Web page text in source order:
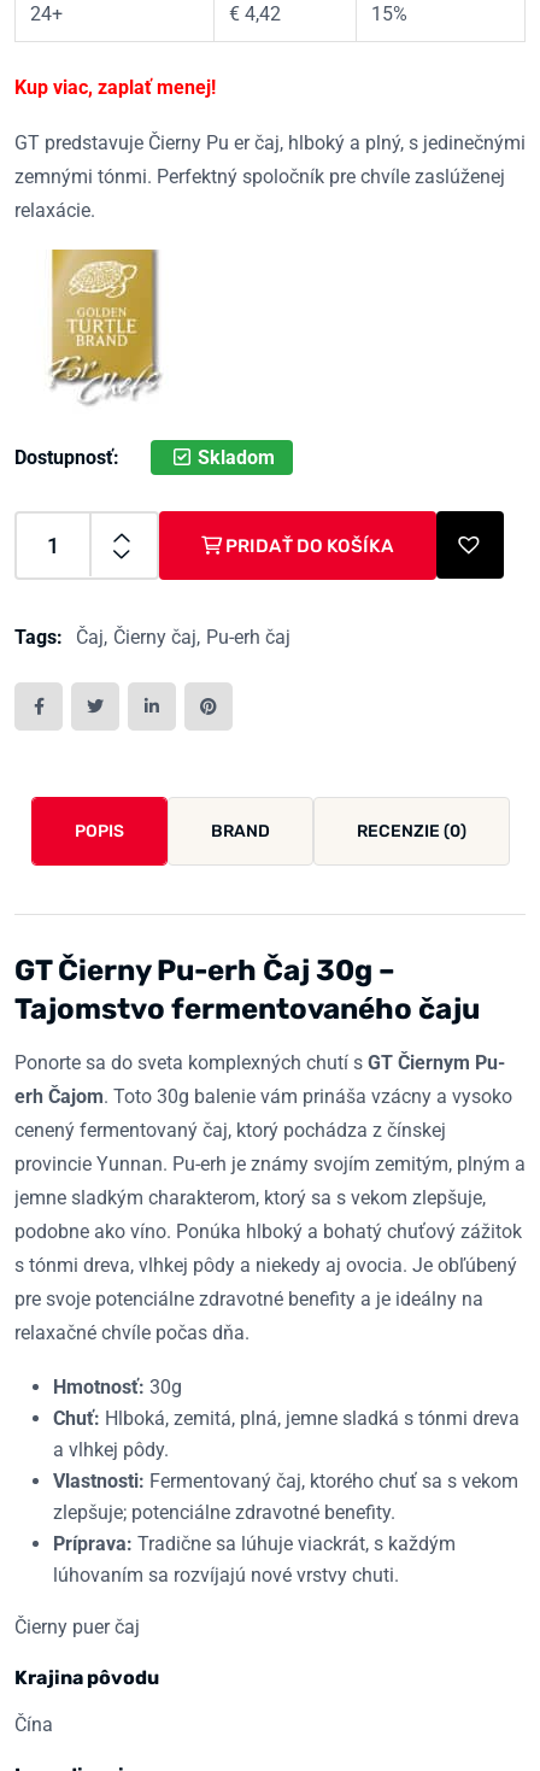
24+ € 4,42 15%
Kup viac, zaplať menej!
GT predstavuje Čierny Pu er čaj, hlboký a plný, s jedinečnými
zemnými tónmi. Perfektný spoločník pre chvíle zaslúženej
relaxácie.
Dostupnosť: Skladom
PRIDAŤ DO KOŠÍKA
Tags: Čaj Čierny čaj Pu-erh čaj
POPIS BRAND RECENZIE (0)
GT Čierny Pu-erh Čaj 30g –
Tajomstvo fermentovaného čaju
Ponorte sa do sveta komplexných chutí s GT Čiernym Pu-
erh Čajom. Toto 30g balenie vám prináša vzácny a vysoko
cenený fermentovaný čaj, ktorý pochádza z čínskej
provincie Yunnan. Pu-erh je známy svojím zemitým, plným a
jemne sladkým charakterom, ktorý sa s vekom zlepšuje,
podobne ako víno. Ponúka hlboký a bohatý chuťový zážitok
s tónmi dreva, vlhkej pôdy a niekedy aj ovocia. Je obľúbený
pre svoje potenciálne zdravotné benefity a je ideálny na
relaxačné chvíle počas dňa.
Hmotnosť: 30g
Chuť: Hlboká, zemitá, plná, jemne sladká s tónmi dreva
a vlhkej pôdy.
Vlastnosti: Fermentovaný čaj, ktorého chuť sa s vekom
zlepšuje; potenciálne zdravotné benefity.
Príprava: Tradične sa lúhuje viackrát, s každým
lúhovaním sa rozvíjajú nové vrstvy chuti.
Čierny puer čaj
Krajina pôvodu
Čína